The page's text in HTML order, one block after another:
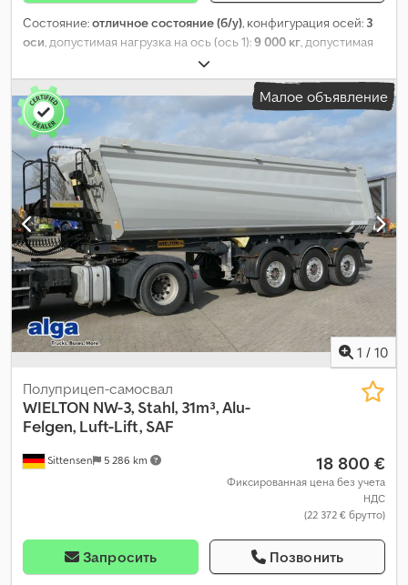
Состояние:отличное состояние (б/у), конфигурация осей: 3
оси, допустимая нагрузка на ось (ось 1):9 000 кг, допустимая
9 000 кг, допустимая нагрузка на ось
(ось 3):9 000 кг, первая регистрация:04/2019, длина грузового
отсека:13 650 мм, ширина пространства для загрузки:2 470
мм, высота грузового отсека: 3 000 мм , общая длина: 14 000
мм, общая ширина:2 550 мм , общая высота:4 000 мм
подвеска:воздух, размер шины:435 50 R 19.5 , цвет:белый
выпуска:2019, Оборудование:
Малое объявление
1 / 10
Sittensen 5 286 km
Полуприцеп-самосвал
WIELTON NW-3, Stahl, 31m³, Alu-
Felgen, Luft-Lift, SAF
18 800 €
Фиксированная цена без учета
НДС
(22 372 € брутто)
Запросить Позвонить